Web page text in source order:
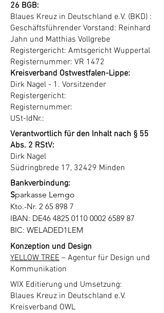
26 BGB:
Blaues Kreuz in Deutschland e.V. (BKD) :
Geschäftsführender Vorstand: Reinhard
Jahn und Matthias Vollgrebe
Registergericht: Amtsgericht Wuppertal
Registernummer: VR 1472
Kreisverband Ostwestfalen-Lippe:
Dirk Nagel - 1. Vorsitzender
Registergericht:
Registernummer:
USt-IdNr.:
Verantwortlich für den Inhalt nach § 55
Abs. 2 RStV:
Dirk Nagel
Südringbrede 17, 32429 Minden
Bankverbindung:
Sparkasse Lemgo
Kto.-Nr. 2 65 898 7
IBAN: DE46 4825 0110 0002 6589 87
BIC: WELADED1LEM
Konzeption und Design
YELLOW TREE – Agentur für Design und
Kommunikation
WIX Editierung und Umsetzung:
Blaues Kreuz in Deutschland e.V.
Kreisverband OWL